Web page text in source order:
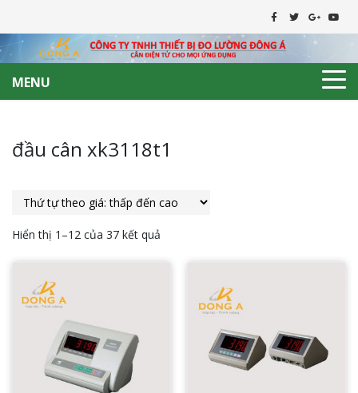
MENU
đầu cân xk3118t1
Hiển thị 1–12 của 37 kết quả